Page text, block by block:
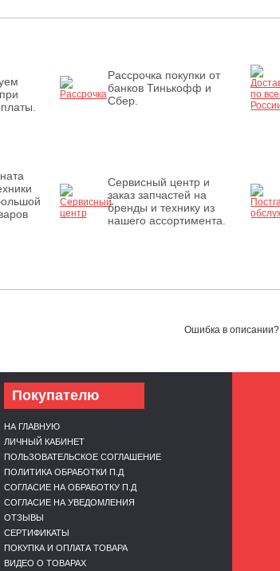
Рассрочка покупки от
банков Тинькофф и
Сбер.
Сервисный центр и
заказ запчастей на
бренды и технику из
нашего ассортимента.
Ошибка в описании?
Покупателю
НА ГЛАВНУЮ
ЛИЧНЫЙ КАБИНЕТ
ПОЛЬЗОВАТЕЛЬСКОЕ СОГЛАШЕНИЕ
ПОЛИТИКА ОБРАБОТКИ П.Д
СОГЛАСИЕ НА ОБРАБОТКУ П.Д
СОГЛАСИЕ НА УВЕДОМЛЕНИЯ
ОТЗЫВЫ
СЕРТИФИКАТЫ
ПОКУПКА И ОПЛАТА ТОВАРА
ВИДЕО О ТОВАРАХ